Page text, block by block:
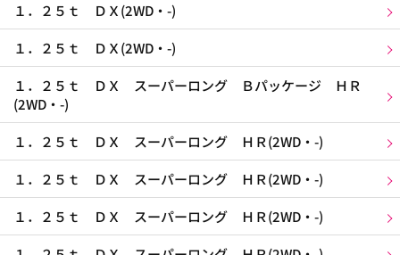
１．２５ｔ ＤＸ(2WD・-)
１．２５ｔ ＤＸ(2WD・-)
１．２５ｔ ＤＸ スーパーロング Ｂパッケージ ＨＲ
(2WD・-)
１．２５ｔ ＤＸ スーパーロング ＨＲ(2WD・-)
１．２５ｔ ＤＸ スーパーロング ＨＲ(2WD・-)
１．２５ｔ ＤＸ スーパーロング ＨＲ(2WD・-)